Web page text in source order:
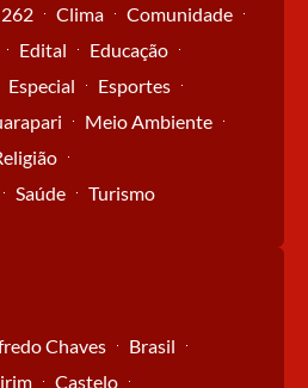
Clima
Comunidade
Edital
Educação
Especial
Esportes
Meio Ambiente
Saúde Turismo
Chaves
Brasil
Castelo